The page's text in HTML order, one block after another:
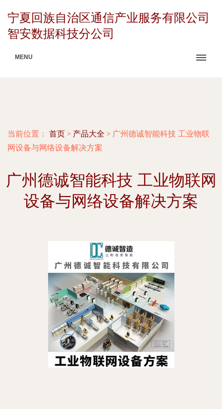
宁夏回族自治区通信产业服务有限公司
智安数据科技分公司
MENU
当前位置： 首页 > 产品大全 > 广州德诚智能科技 工业物联
网设备与网络设备解决方案
广州德诚智能科技 工业物联网
设备与网络设备解决方案